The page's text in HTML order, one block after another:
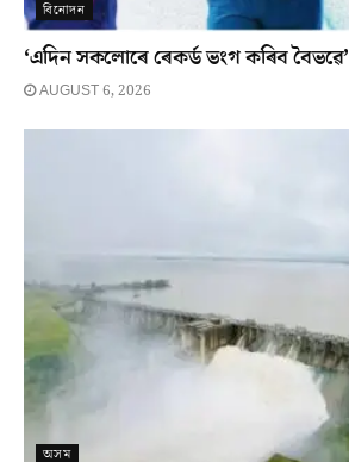
বিনোদন
‘এদিন সকলোৰে ৰেকৰ্ড ভংগ কৰিব বৈভৱে’
AUGUST 6, 2026
অসম